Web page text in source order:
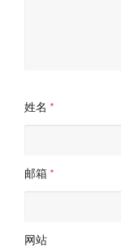
姓名 *
邮箱 *
网站